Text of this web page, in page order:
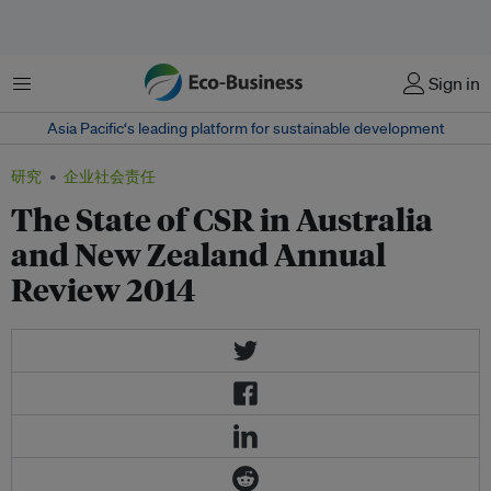
菜单 Sign in
Asia Pacific‘s leading platform for sustainable development
研究 企业社会责任
The State of CSR in Australia
and New Zealand Annual
Review 2014